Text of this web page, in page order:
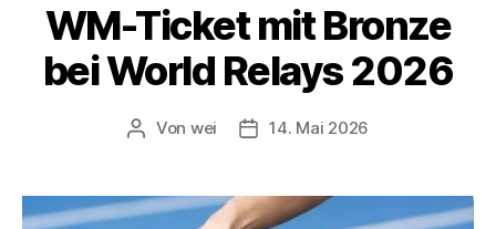
WM-Ticket mit Bronze
bei World Relays 2026
Beitragsautor
Von wei Beitragsdatum
14. Mai 2026